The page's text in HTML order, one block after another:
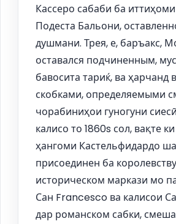
Кассеро сабаби ба
Подеста Бальони,
душмани. Трея, е, баръакс,
оставался подчиненным,
бавосита тариќ, ва ҳарчанд
скобками, определяемыми
чорабиниҳои гуногуни
калисо то 1860s сол, вақте
ҳангоми Кастельфидардо
присоединен ба
историческом маркази мо
Сан Francesco ва калисои
дар романском сабки,